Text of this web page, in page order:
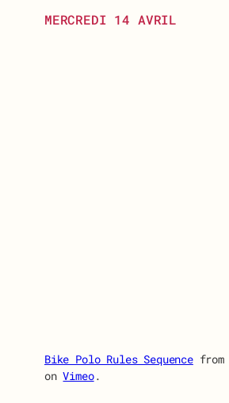
MERCREDI 14 AVRIL
Bike Polo Rules Sequencefrom
onVimeo.